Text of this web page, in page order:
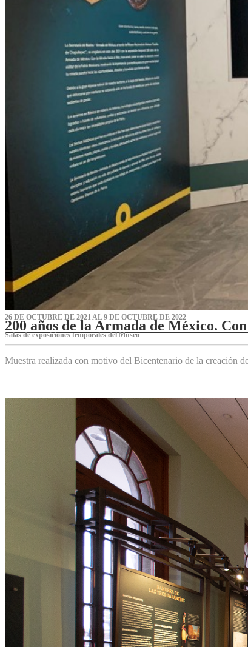
26 DE OCTUBRE DE 2021 AL 9 DE OCTUBRE DE 2022
200 años de la Armada de México.
Salas de exposiciones temporales del Museo‌
Muestra realizada con motivo del Bicentenario de la creación